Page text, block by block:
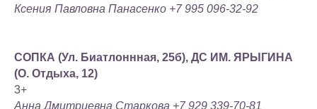
Ксения Павловна Панасенко +7 995 096-32-92
СОПКА (Ул. Биатлоннная, 25б), ДС ИМ. ЯРЫГИНА
(О. Отдыха, 12)
3+
Анна Дмитриевна Старкова +7 929 339-70-81